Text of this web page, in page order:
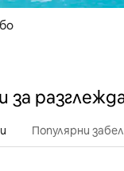
за
Популярни